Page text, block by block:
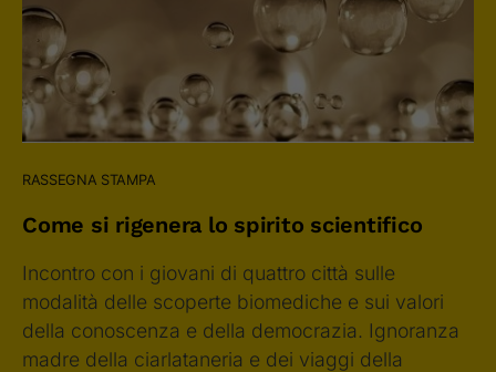
RASSEGNA STAMPA
Come si rigenera lo spirito scientifico
Incontro con i giovani di quattro città sulle
modalità delle scoperte biomediche e sui valori
della conoscenza e della democrazia. Ignoranza
madre della ciarlataneria e dei viaggi della